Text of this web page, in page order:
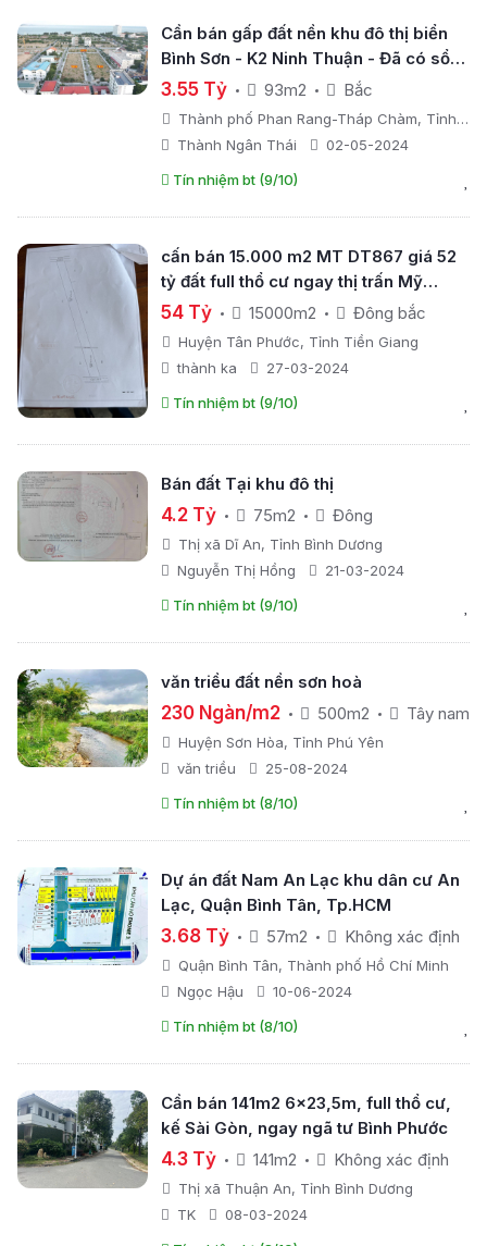
Cần bán gấp đất nền khu đô thị biển
Bình Sơn - K2 Ninh Thuận - Đã có sổ
riêng sở hữu lâu dài
3.55 Tỷ 93m2 Bắc
Ninh Thuận
Thành Ngân Thái
02-05-2024
Tín nhiệm bt (9/10)
cấn bán 15.000 m2 MT DT867 giá 52
tỷ đất full thổ cư ngay thị trấn Mỹ
Phước, Tiền Giang
54 Tỷ 15000m2 Đông bắc
Huyện Tân Phước, Tỉnh Tiền Giang
thành ka
27-03-2024
Tín nhiệm bt (9/10)
Bán đất Tại khu đô thị
4.2 Tỷ 75m2 Đông
Thị xã Dĩ An, Tỉnh Bình Dương
Nguyễn Thị Hồng
21-03-2024
Tín nhiệm bt (9/10)
văn triều đất nền sơn hoà
230 Ngàn/m2 500m2 Tây nam
Huyện Sơn Hòa, Tỉnh Phú Yên
văn triều
25-08-2024
Tín nhiệm bt (8/10)
Dự án đất Nam An Lạc khu dân cư An
Lạc, Quận Bình Tân, Tp.HCM
3.68 Tỷ 57m2 Không xác định
Quận Bình Tân, Thành phố Hồ Chí Minh
Ngọc Hậu
10-06-2024
Tín nhiệm bt (8/10)
Cần bán 141m2 6x23,5m, full thổ cư,
kế Sài Gòn, ngay ngã tư Bình Phước
4.3 Tỷ 141m2 Không xác định
Thị xã Thuận An, Tỉnh Bình Dương
TK
08-03-2024